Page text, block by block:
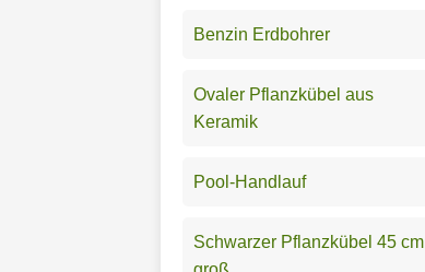
Benzin Erdbohrer
Ovaler Pflanzkübel aus
Keramik
Pool-Handlauf
Schwarzer Pflanzkübel 45 cm